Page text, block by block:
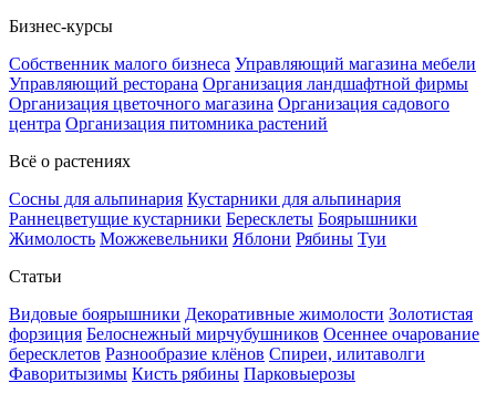
Бизнес-курсы
Собственник малого бизнеса Управляющий магазина мебели
Управляющий ресторана Организация ландшафтной фирмы
Организация цветочного магазина Организация садового
центра Организация питомника растений
Всё о растениях
Сосны для альпинария Кустарники для альпинария
Раннецветущие кустарники Бересклеты Боярышники
Жимолость Можжевельники Яблони Рябины Туи
Статьи
Видовые боярышники Декоративные жимолости Золотистая
форзиция Белоснежный мирчубушников Осеннее очарование
бересклетов Разнообразие клёнов Спиреи, илитаволги
Фаворитызимы Кисть рябины Парковыерозы